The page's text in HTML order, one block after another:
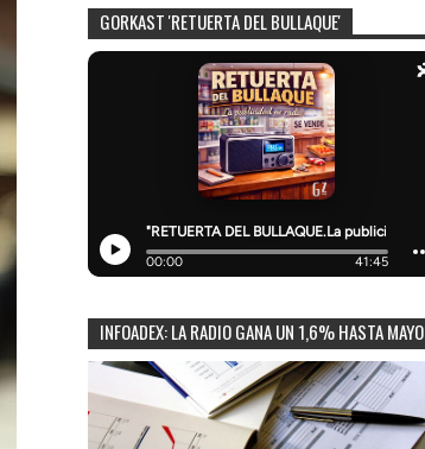
GORKAST 'RETUERTA DEL BULLAQUE'
INFOADEX: LA RADIO GANA UN 1,6% HASTA MAYO